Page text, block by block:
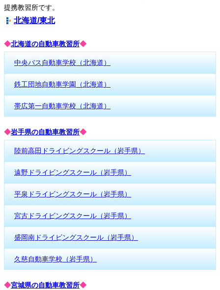
提携教習所です。
北海道/東北
◆北海道の自動車教習所◆
中央バス自動車学校（北海道）
鉄工団地自動車学園（北海道）
帯広第一自動車学校（北海道）
◆岩手県の自動車教習所◆
陸前高田ドライビングスクール（岩手県）
遠野ドライビングスクール（岩手県）
平泉ドライビングスクール（岩手県）
宮古ドライビングスクール（岩手県）
盛岡南ドライビングスクール（岩手県）
久慈自動車学校（岩手県）
◆宮城県の自動車教習所◆